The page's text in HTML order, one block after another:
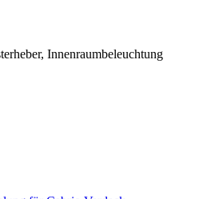
Innenraumbeleuchtung